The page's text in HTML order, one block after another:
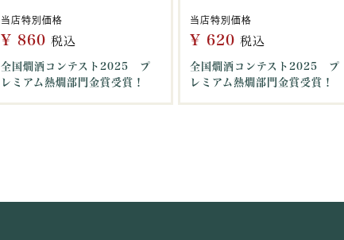
当店特別価格
¥ 860 税込
全国燗酒コンテスト2025 プ
レミアム熱燗部門金賞受賞！
当店特別価格
¥ 620 税込
全国燗酒コンテスト2025 プ
レミアム熱燗部門金賞受賞！